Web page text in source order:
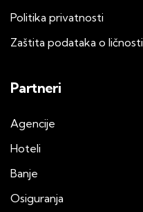
Politika privatnosti
Zaštita podataka o ličnosti
Partneri
Agencije
Hoteli
Banje
Osiguranja